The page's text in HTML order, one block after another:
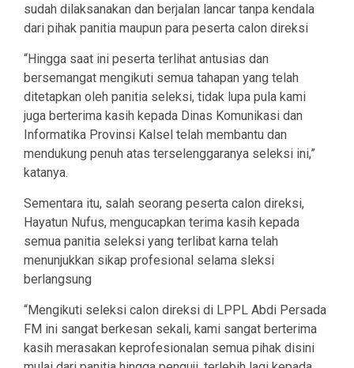
sudah dilaksanakan dan berjalan lancar tanpa kendala
dari pihak panitia maupun para peserta calon direksi
“Hingga saat ini peserta terlihat antusias dan
bersemangat mengikuti semua tahapan yang telah
ditetapkan oleh panitia seleksi, tidak lupa pula kami
juga berterima kasih kepada Dinas Komunikasi dan
Informatika Provinsi Kalsel telah membantu dan
mendukung penuh atas terselenggaranya seleksi ini,”
katanya.
Sementara itu, salah seorang peserta calon direksi,
Hayatun Nufus, mengucapkan terima kasih kepada
semua panitia seleksi yang terlibat karna telah
menunjukkan sikap profesional selama sleksi
berlangsung
“Mengikuti seleksi calon direksi di LPPL Abdi Persada
FM ini sangat berkesan sekali, kami sangat berterima
kasih merasakan keprofesionalan semua pihak disini